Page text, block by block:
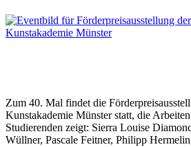
Zum 40. Mal findet die
Kunstakademie Münster statt, die
Studierenden zeigt: Sierra Louise
Wüllner, Pascale Feitner, Philipp